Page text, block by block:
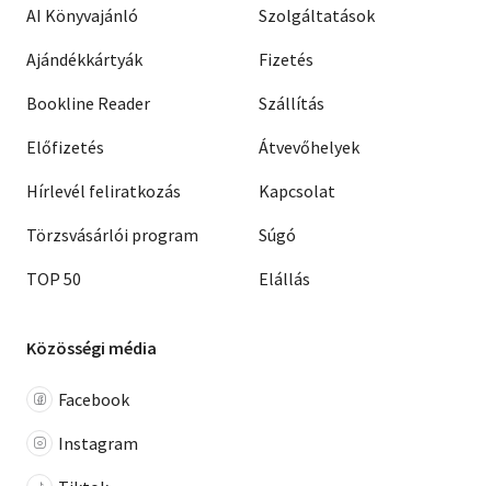
AI Könyvajánló
Ajándékkártyák
Bookline Reader
Előfizetés
Hírlevél feliratkozás
Törzsvásárlói program
TOP 50
Szolgáltatások
Fizetés
Szállítás
Átvevőhelyek
Kapcsolat
Súgó
Elállás
Közösségi média
Facebook
Instagram